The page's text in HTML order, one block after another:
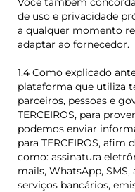
de uso e privacidade
a qualquer momento
adaptar ao fornecedor.
1.4 Como explicado
plataforma que utiliza
parceiros, pessoas e
TERCEIROS, para
podemos enviar
para TERCEIROS,
como: assinatura
mails, WhatsApp,
serviços bancários,